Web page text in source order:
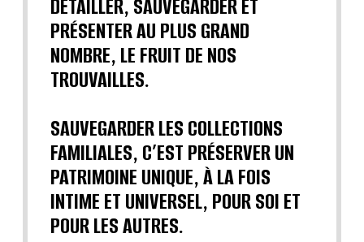
DÉTAILLER, SAUVEGARDER ET
PRÉSENTER AU PLUS GRAND
NOMBRE, LE FRUIT DE NOS
TROUVAILLES.
SAUVEGARDER LES COLLECTIONS
FAMILIALES, C’EST PRÉSERVER UN
PATRIMOINE UNIQUE, À LA FOIS
INTIME ET UNIVERSEL, POUR SOI ET
POUR LES AUTRES.